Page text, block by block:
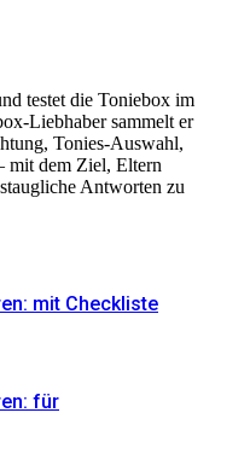
testet die Toniebox im
Liebhaber sammelt er
Tonies-Auswahl,
mit dem Ziel, Eltern
Antworten zu
mit Checkliste
für